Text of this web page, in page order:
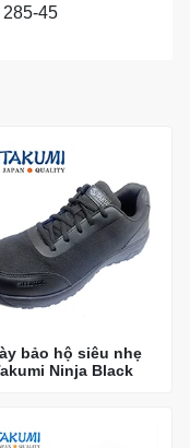
285-45
bảo hộ siêu nhẹ
Ninja Black